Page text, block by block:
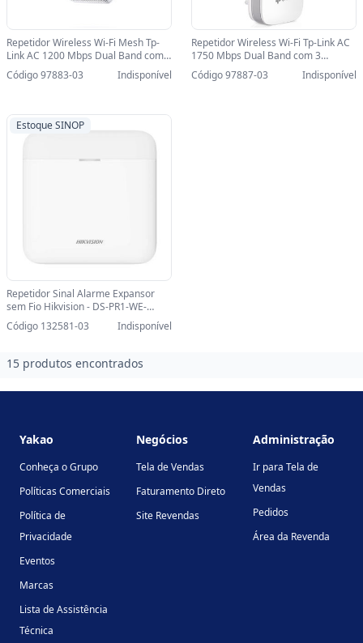
Repetidor Wireless Wi-Fi Mesh Tp-
Link AC 1200 Mbps Dual Band com 2
Antenas - RE305-SINOP-03 - RE305
Código 97883-03 Indisponível
Repetidor Wireless Wi-Fi Tp-Link AC
1750 Mbps Dual Band com 3
Antenas - RE450-SINOP-03 - RE450
Código 97887-03 Indisponível
Estoque SINOP
Repetidor Sinal Alarme Expansor
sem Fio Hikvision - DS-PR1-WE-
SINOP-03 - DS-PR1-WE
Código 132581-03 Indisponível
15 produtos encontrados
Yakao
Conheça o Grupo
Políticas Comerciais
Política de
Privacidade
Eventos
Marcas
Lista de Assistência
Técnica
Negócios
Tela de Vendas
Faturamento Direto
Site Revendas
Administração
Ir para Tela de
Vendas
Pedidos
Área da Revenda